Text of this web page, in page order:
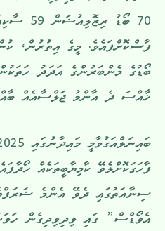
70
ފާސްކޮށްފައެވެ. މީގެ އިތުރުން،
ބޯޑުގެ މެންބަރުންގެ އަދަދު
ޚާއްސަ ދެ އާންމު ޖަލްސާއެއް
ފާހަގަކޮށްލެވޭ ކާމިޔާބީތަކެއް
ސިނާއަތުގައި ދެވޭ އެންމެ
އެވޯޑްސް” ގައި ވިދިވިދިގެން